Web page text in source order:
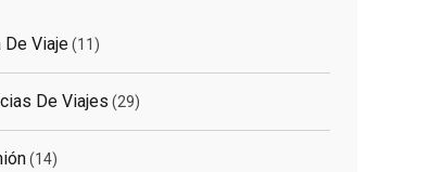
De Viaje(11)
De Viajes (29)
(14)